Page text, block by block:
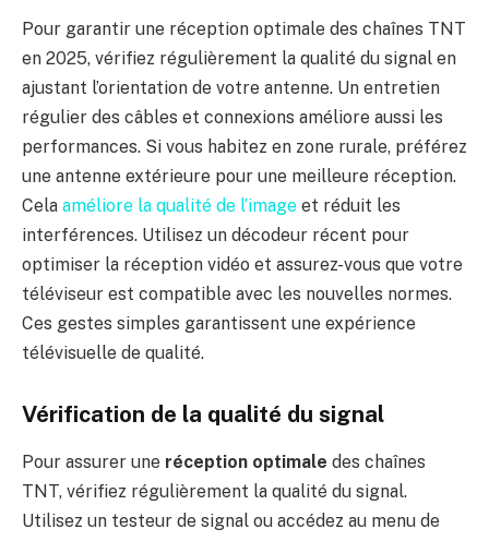
Pour garantir une réception optimale des chaînes TNT
en 2025, vérifiez régulièrement la qualité du signal en
ajustant l’orientation de votre antenne. Un entretien
régulier des câbles et connexions améliore aussi les
performances. Si vous habitez en zone rurale, préférez
une antenne extérieure pour une meilleure réception.
Cela améliore la qualité de l’image et réduit les
interférences. Utilisez un décodeur récent pour
optimiser la réception vidéo et assurez-vous que votre
téléviseur est compatible avec les nouvelles normes.
Ces gestes simples garantissent une expérience
télévisuelle de qualité.
Vérification de la qualité du signal
Pour assurer une réception optimale des chaînes
TNT, vérifiez régulièrement la qualité du signal.
Utilisez un testeur de signal ou accédez au menu de